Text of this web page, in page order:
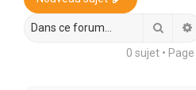
0 sujet • Page